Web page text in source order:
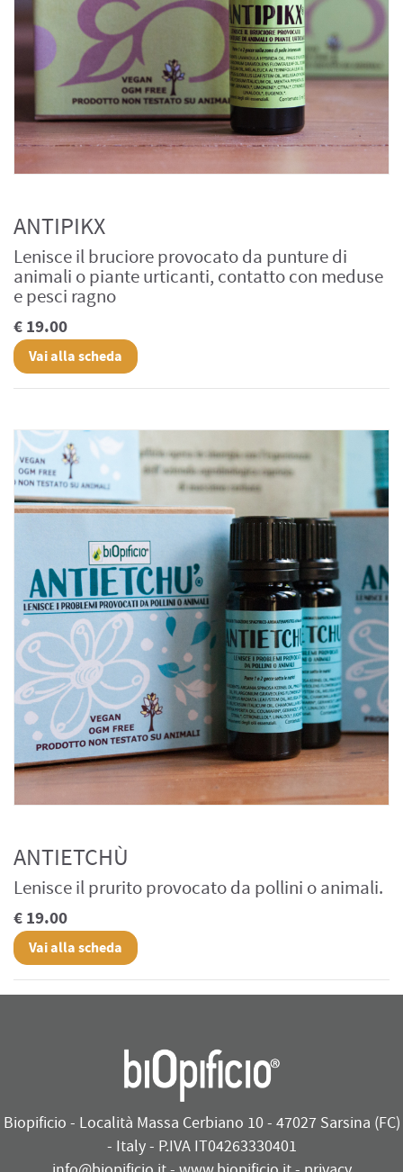
ANTIPIKX
Lenisce il bruciore provocato da punture di
animali o piante urticanti, contatto con meduse
e pesci ragno
€ 19.00
Vai alla scheda
ANTIETCHÙ
Lenisce il prurito provocato da pollini o animali.
€ 19.00
Vai alla scheda
Biopificio - Località Massa Cerbiano 10 - 47027 Sarsina (FC)
- Italy - P.IVA IT04263330401